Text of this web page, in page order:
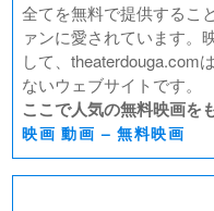
全てを無料で提供するこ
ァンに愛されています。
して、theaterdouga.com
ないウェブサイトです。
ここで人気の無料映画を
映画 動画 – 無料映画